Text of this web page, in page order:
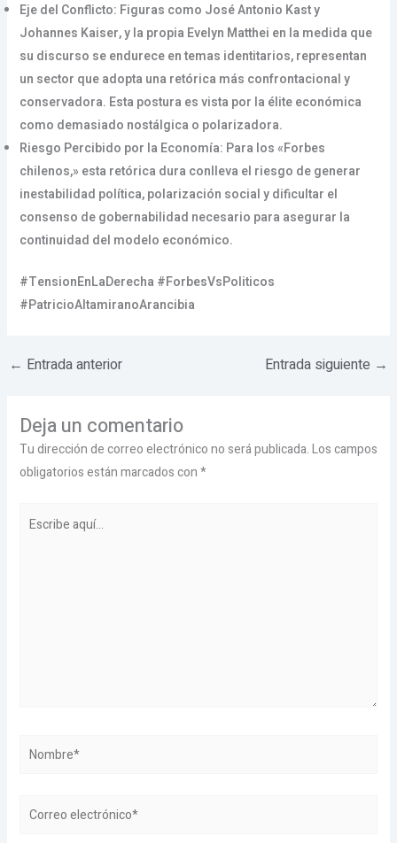
Eje del Conflicto: Figuras como José Antonio Kast y
Johannes Kaiser, y la propia Evelyn Matthei en la medida que
su discurso se endurece en temas identitarios, representan
un sector que adopta una retórica más confrontacional y
conservadora. Esta postura es vista por la élite económica
como demasiado nostálgica o polarizadora.
Riesgo Percibido por la Economía: Para los «Forbes
chilenos,» esta retórica dura conlleva el riesgo de generar
inestabilidad política, polarización social y dificultar el
consenso de gobernabilidad necesario para asegurar la
continuidad del modelo económico.
#TensionEnLaDerecha #ForbesVsPoliticos
#PatricioAltamiranoArancibia
← Entrada anterior Entrada siguiente →
Deja un comentario
Tu dirección de correo electrónico no será publicada.Los campos
obligatorios están marcados con*
Nombre*
Correo